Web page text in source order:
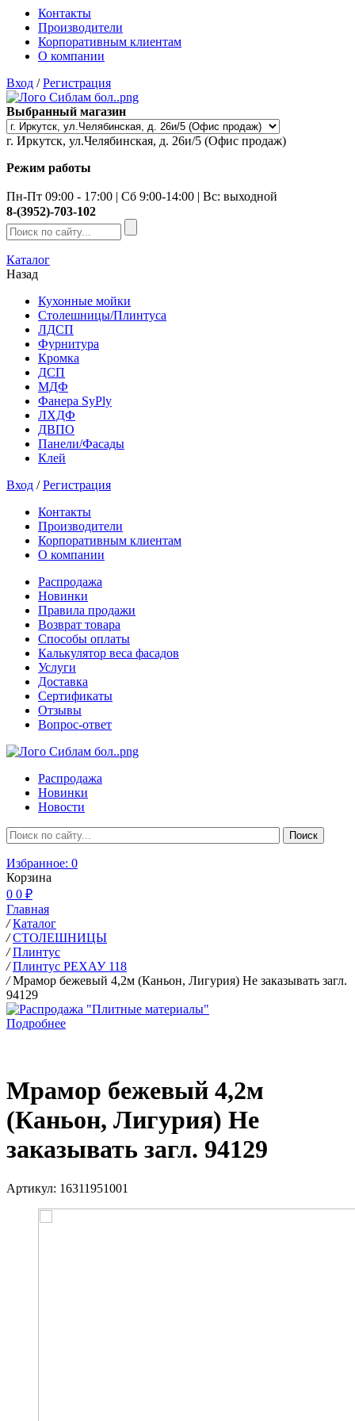
Контакты
Производители
Корпоративным клиентам
О компании
Вход /Регистрация
Выбранный магазин
г. Иркутск, ул.Челябинская, д. 26и/5 (Офис продаж)
Режим работы
Пн-Пт 09:00 - 17:00 | Сб 9:00-14:00 | Вс: выходной
8-(3952)-703-102
Каталог
Назад
Кухонные мойки
Столешницы/Плинтуса
ЛДСП
Фурнитура
Кромка
ДСП
МДФ
Фанера SyPly
ЛХДФ
ДВПО
Панели/Фасады
Клей
Вход /Регистрация
Контакты
Производители
Корпоративным клиентам
О компании
Распродажа
Новинки
Правила продажи
Возврат товара
Способы оплаты
Калькулятор веса фасадов
Услуги
Доставка
Сертификаты
Отзывы
Вопрос-ответ
Распродажа
Новинки
Новости
Избранное: 0
Корзина
0 0 ₽
Главная
/ Каталог
/ СТОЛЕШНИЦЫ
/ Плинтус
/ Плинтус РЕХАУ 118
/ Мрамор бежевый 4,2м (Каньон, Лигурия) Не заказывать загл.
94129
Подробнее
Мрамор бежевый 4,2м
(Каньон, Лигурия) Не
заказывать загл. 94129
Артикул: 16311951001